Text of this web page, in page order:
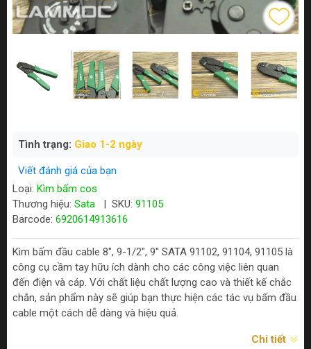
Tình trạng: Giao 1-2 ngày
Viết đánh giá của bạn
Loại: Kìm bấm cos
Thương hiệu: Sata SKU: 91105
Barcode: 6920614913616
Kìm bấm đầu cable 8", 9-1/2", 9" SATA 91102, 91104, 91105 là
công cụ cầm tay hữu ích dành cho các công việc liên quan
đến điện và cáp. Với chất liệu chất lượng cao và thiết kế chắc
chắn, sản phẩm này sẽ giúp bạn thực hiện các tác vụ bấm đầu
cable một cách dễ dàng và hiệu quả.
Chi tiết